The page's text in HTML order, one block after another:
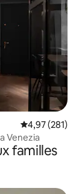
Note
4,97 (281)
Venezia
familles